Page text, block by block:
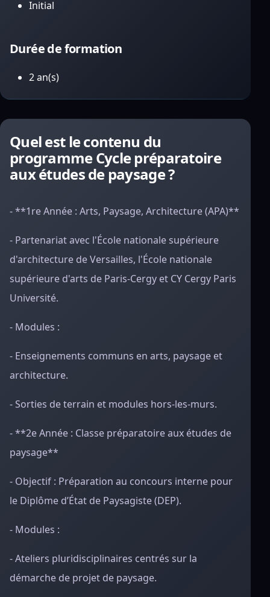
Initial
Durée de formation
2 an(s)
Quel est le contenu du
programme Cycle préparatoire
aux études de paysage ?
- **1re Année : Arts, Paysage, Architecture (APA)**
- Partenariat avec l'École nationale supérieure
d'architecture de Versailles, l'École nationale
supérieure d'arts de Paris-Cergy et CY Cergy Paris
Université.
- Modules :
- Enseignements communs en arts, paysage et
architecture.
- Sorties de terrain et modules hors-les-murs.
- **2e Année : Classe préparatoire aux études de
paysage**
- Objectif : Préparation au concours interne pour
le Diplôme d’État de Paysagiste (DEP).
- Modules :
- Ateliers pluridisciplinaires centrés sur la
démarche de projet de paysage.